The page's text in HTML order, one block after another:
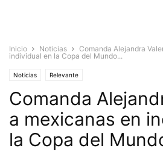
Inicio Noticias
Comanda Alejandra
individual en la Copa del Mundo...
Noticias Relevante
Comanda
a mexicanas en
la Copa del